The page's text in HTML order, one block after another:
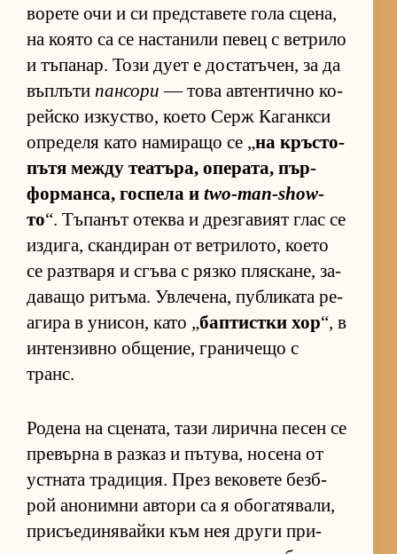
во­рете очи и си пред­с­та­вете гола сце­на,
на ко­ято са се нас­та­нили пе­вец с вет­рило
и тъ­па­нар. Този дует е дос­та­тъ­чен, за да
въп­лъти пансори — това ав­тен­тично ко­
рейско из­кус­т­во, ко­ето Серж Ка­ган­кси
оп­ре­деля като на­ми­ращо се „на кръс­то­
пътя между те­а­тъ­ра, опе­ра­та, пър­
фор­ман­са, гос­пела и two-man-show-
то“. Тъ­па­нът отеква и дрез­га­вият глас се
из­ди­га, скан­ди­ран от вет­ри­ло­то, ко­ето
се раз­т­варя и сгъва с рязко пляс­ка­не, за­
да­ващо ри­тъ­ма. Ув­ле­че­на, пуб­ли­ката ре­
а­гира в уни­сон, като „бап­тис­тки хор“, в
ин­тен­зивно об­ще­ние, гра­ни­чещо с
транс.
Ро­дена на сце­на­та, тази ли­рична пе­сен се
пре­върна в раз­каз и пъ­ту­ва, но­сена от
ус­т­ната тра­ди­ция. През ве­ко­вете без­б­
рой ано­нимни ав­тори са я обо­га­тя­ва­ли,
при­съ­е­ди­ня­вайки към нея други при­